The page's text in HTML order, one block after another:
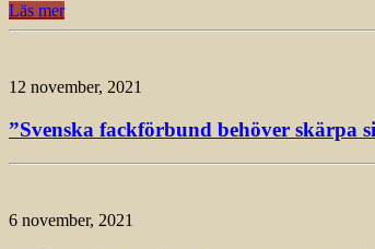
Läs mer
12 november, 2021
”Svenska fackförbund behöver skärpa
6 november, 2021